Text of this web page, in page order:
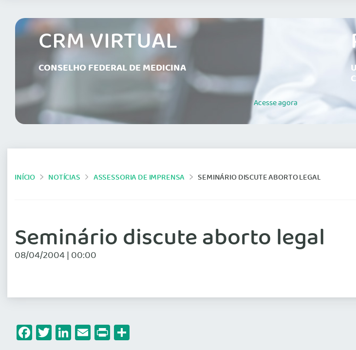
CRM VIRTUAL
CONSELHO FEDERAL DE MEDICINA
Acesseagora
INÍCIO NOTÍCIAS ASSESSORIA DE IMPRENSA SEMINÁRIO DISCUTE ABORTO LEGAL
Seminário discute aborto legal
08/04/2004 | 00:00
Facebook
Twitter
LinkedIn
Email
Print